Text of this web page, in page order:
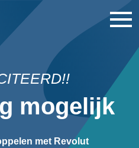
mogelijk
met Revolut